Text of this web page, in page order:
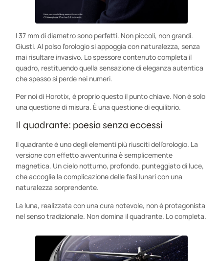
I 37 mm di diametro sono perfetti. Non piccoli, non grandi.
Giusti. Al polso l’orologio si appoggia con naturalezza, senza
mai risultare invasivo. Lo spessore contenuto completa il
quadro, restituendo quella sensazione di eleganza autentica
che spesso si perde nei numeri.
Per noi di Horotix, è proprio questo il punto chiave. Non è solo
una questione di misura. È una questione di equilibrio.
Il quadrante: poesia senza eccessi
Il quadrante è uno degli elementi più riusciti dell’orologio. La
versione con effetto avventurina è semplicemente
magnetica. Un cielo notturno, profondo, punteggiato di luce,
che accoglie la complicazione delle fasi lunari con una
naturalezza sorprendente.
La luna, realizzata con una cura notevole, non è protagonista
nel senso tradizionale. Non domina il quadrante. Lo completa.